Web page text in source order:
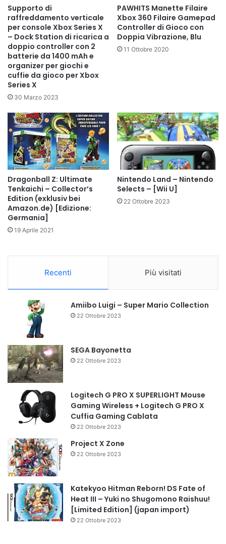
Supporto di
raffreddamento verticale
per console Xbox Series X
– Dock Station di ricarica a
doppio controller con 2
batterie da 1400 mAh e
organizer per giochi e
cuffie da gioco per Xbox
Series X
30 Marzo 2023
PAWHITS Manette Filaire
Xbox 360 Filaire Gamepad
Controller di Gioco con
Doppia Vibrazione, Blu
11 Ottobre 2020
Dragonball Z: Ultimate
Tenkaichi – Collector’s
Edition (exklusiv bei
Amazon.de) [Edizione:
Germania]
19 Aprile 2021
Nintendo Land – Nintendo
Selects – [Wii U]
22 Ottobre 2023
Recenti Più visitati
Amiibo Luigi – Super Mario Collection
22 Ottobre 2023
SEGA Bayonetta
22 Ottobre 2023
Logitech G PRO X SUPERLIGHT Mouse
Gaming Wireless + Logitech G PRO X
Cuffia Gaming Cablata
22 Ottobre 2023
Project X Zone
22 Ottobre 2023
Katekyoo Hitman Reborn! DS Fate of
Heat III – Yuki no Shugomono Raishuu!
[Limited Edition] (japan import)
22 Ottobre 2023